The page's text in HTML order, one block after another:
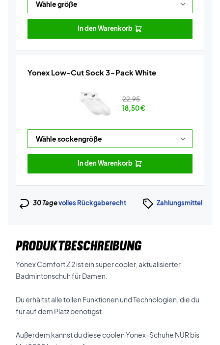
In den Warenkorb
Yonex Low-Cut Sock 3-Pack White
22,95
18,50€
In den Warenkorb
30 Tagevolles Rückgaberecht Zahlungsmittel
PRODUKTBESCHREIBUNG
Yonex Comfort Z 2 ist ein super cooler, aktualisierter
Badmintonschuh für Damen.
Du erhältst alle tollen Funktionen und Technologien, die du
für auf dem Platz benötigst.
Außerdem kannst du diese coolen Yonex-Schuhe NUR bis